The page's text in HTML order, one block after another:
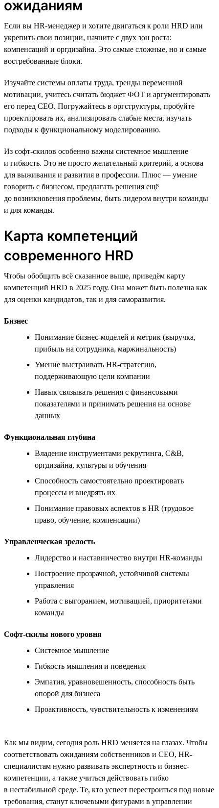
ожиданиям
Если вы HR-менеджер и хотите двигаться к роли HRD или
укрепить свои позиции, начните с двух зон роста:
компенсаций и оргдизайна. Это самые сложные, но и самые
востребованные блоки.
Изучайте системы оплаты труда, тренды переменной
мотивации, учитесь считать бюджет ФОТ и аргументировать
его перед СЕО. Погружайтесь в оргструктуры, пробуйте
проектировать их, анализировать слабые места, изучать
подходы к функциональному моделированию.
Из софт-скилов особенно важны системное мышление
и гибкость. Это не просто желательный критерий, а основа
для выживания и развития в профессии. Плюс — умение
говорить с бизнесом, предлагать решения ещё
до возникновения проблемы, быть лидером внутри команды
и для команды.
Карта компетенций
современного HRD
Чтобы обобщить всё сказанное выше, приведём карту
компетенций HRD в 2025 году. Она может быть полезна как
для оценки кандидатов, так и для саморазвития.
Бизнес
Понимание бизнес-моделей и метрик (выручка,
прибыль на сотрудника, маржинальность)
Умение выстраивать HR-стратегию,
поддерживающую цели компании
Навык связывать решения с финансовыми
показателями и принимать решения на основе
данных
Функциональная глубина
Владение инструментами рекрутинга, C&B,
оргдизайна, культуры и обучения
Способность самостоятельно проектировать
процессы и внедрять их
Понимание правовых аспектов в HR (трудовое
право, обучение, компенсации)
Управленческая зрелость
Лидерство и наставничество внутри HR-команды
Построение прозрачной, устойчивой системы
управления
Работа с выгоранием, мотивацией, приоритетами
команды
Софт-скилы нового уровня
Системное мышление
Гибкость мышления и поведения
Эмпатия, уравновешенность, способность быть
опорой для бизнеса
Проактивность, чувствительность к изменениям
Как мы видим, сегодня роль HRD меняется на глазах. Чтобы
соответствовать ожиданиям собственников и СЕО, HR-
специалистам нужно развивать экспертность и бизнес-
компетенции, а также учиться действовать гибко
в нестабильной среде. Те, кто успеет перестроиться под новые
требования, станут ключевыми фигурами в управлении